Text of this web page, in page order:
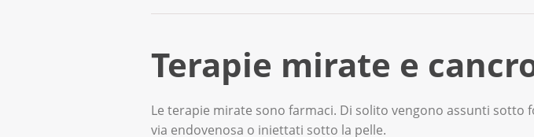
tumore al rene mostrano spesso alcuni sintomi. Tra questi:
Legga di più sulle immunoterapie e sui loro effetti collaterali .
Terapie mirate e
Le terapie mirate sono farmaci. Di solito vengono assunti
via endovenosa o iniettati sotto la pelle.